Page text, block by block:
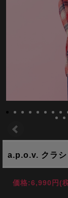
a.p.o.v. クラシ
価格:6,990円(